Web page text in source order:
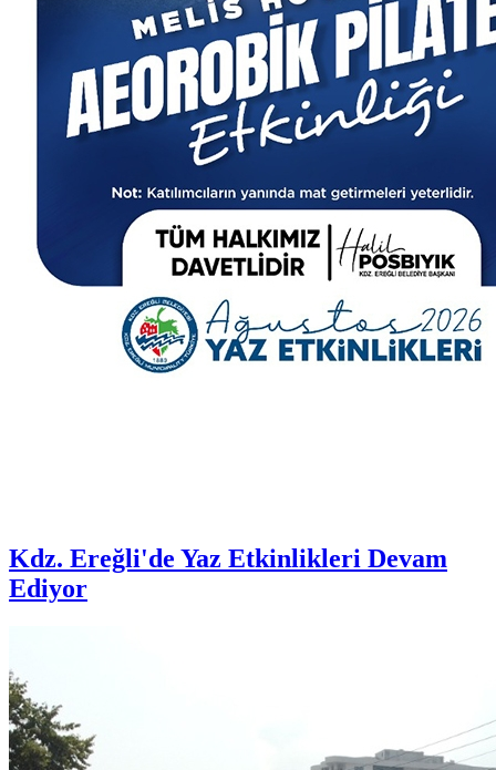
Kdz. Ereğli'de Yaz Etkinlikleri Devam
Ediyor